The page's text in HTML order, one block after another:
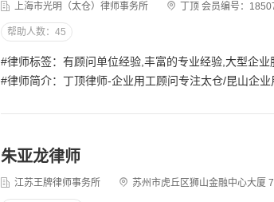
上海市光明（太仓）律师事务所 丁顶 会员编号：18507322 上海市光明（太仓）律
帮助人数：45
#律师标签：有顾问单位经验,丰富的专业经验,大型企业
#律师简介：丁顶律师-企业用工顾问专注太仓/昆山企业用工合规与劳动风险防控助力制造业企业把劳动纠纷消灭在源头著有《太仓市中小企业劳动用工风险防控指引》收录88个太仓法院真实裁判案例985高校法学院·全国优秀所高级合伙人太仓本地唯一系统研究本地劳动裁判规律的律师劳动法专业公众号“顶顶劳动法”主
朱亚龙律师
江苏王牌律师事务所 苏州市虎丘区狮山金融中心大厦